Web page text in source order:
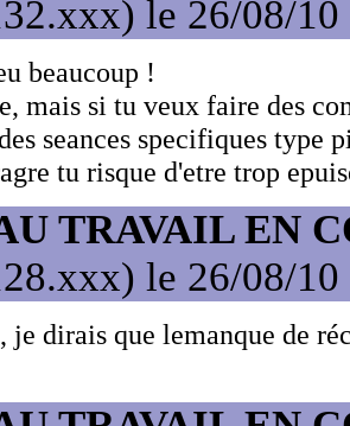
le 26/08/10
beaucoup !
mais si tu veux faire des
seances specifiques type
tu risque d'etre trop
TRAVAIL EN
le 26/08/10
je dirais que lemanque de